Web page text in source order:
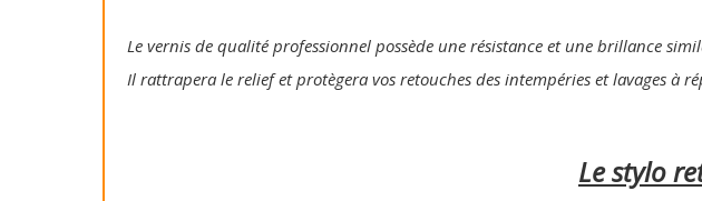
Le vernis de qualité professionnel possède une résistance et une brillance
Il rattrapera le relief et protègera vos retouches des intempéries et lavages à
Le stylo